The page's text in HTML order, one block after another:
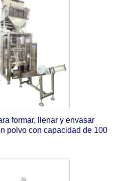
formar, llenar y envasar
polvo con capacidad de 100